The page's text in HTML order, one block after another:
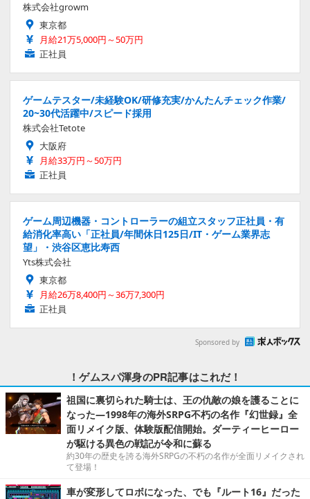
株式会社growm
東京都
月給21万5,000円～50万円
正社員
ゲームテスター/未経験OK/研修充実/かんたんチェック作業/
20~30代活躍中/スピード採用
株式会社Tetote
大阪府
月給33万円～50万円
正社員
ゲーム周辺機器・コントローラーの組立スタッフ正社員・有
給消化率高い「正社員/年間休日125日/IT・ゲーム業界志
望」・渋谷区恵比寿西
Yts株式会社
東京都
月給26万8,400円～36万7,300円
正社員
Sponsored by
！ゲムスパ渾身のPR記事はこれだ！
祖国に裏切られた騎士は、王の仇敵の娘を護ることに
なった―1998年の海外SRPG不朽の名作『幻世録』全
面リメイク版、体験版配信開始。ダーティーヒーロー
が駆ける異色の戦記が令和に蘇る
約30年の歴史を誇る海外SRPGの不朽の名作が全面リメイクされ
て登場！
車が変形してロボになった、でも『ルート16』だった